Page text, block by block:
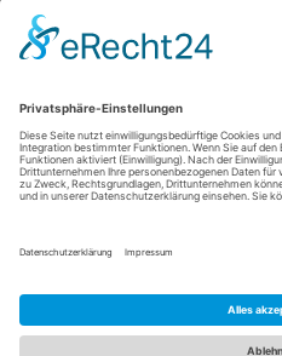
Impressum|
E: